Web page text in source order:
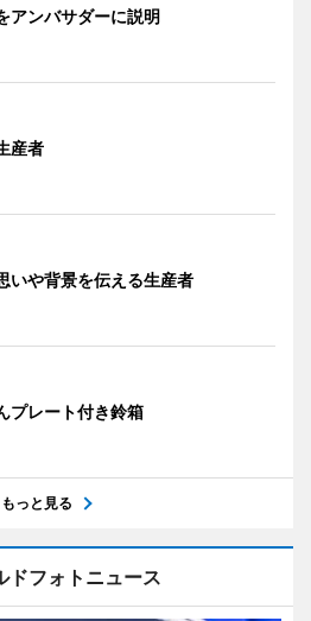
アンバサダーに説明
産者
いや背景を伝える生産者
プレート付き鈴箱
もっと見る
ドフォトニュース